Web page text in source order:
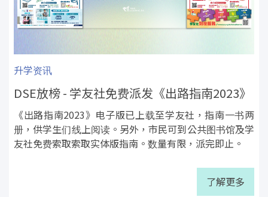
升学资讯
DSE放榜 - 学友社免费派发《出路指南2023》
《出路指南2023》电子版已上载至学友社，指南一书两
册，供学生们线上阅读。另外，市民可到公共图书馆及学
友社免费索取索取实体版指南。数量有限，派完即止。
了解更多